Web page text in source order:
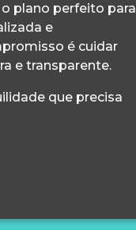
plano perfeito para
e
é cuidar
e transparente.
que precisa